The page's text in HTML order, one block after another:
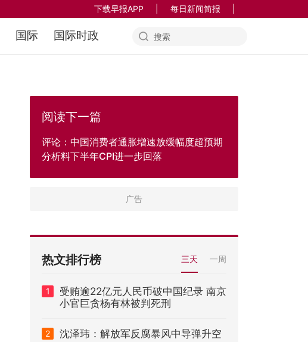
下载早报APP 每日新闻简报
国际 国际时政
阅读下一篇
评论：中国消费者通胀增速放缓幅度超预期
分析料下半年CPI进一步回落
热文排行榜 三天 一周
1
受贿逾22亿元人民币破中国纪录 南京
小官巨贪杨有林被判死刑
2 沈泽玮：解放军反腐暴风中导弹升空